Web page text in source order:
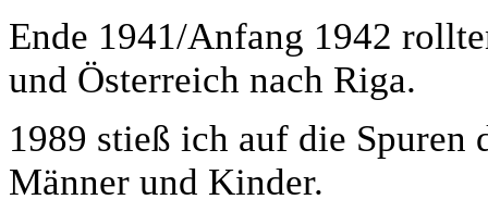
Ende 1941/Anfang 1942
und Österreich nach Riga.
1989 stieß ich auf die Spuren
Männer und Kinder.